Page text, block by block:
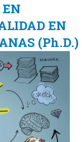
EN
(Ph.D.)